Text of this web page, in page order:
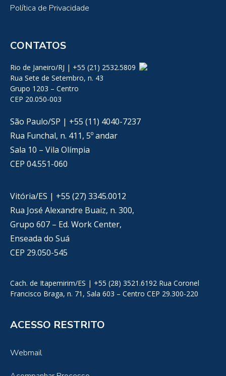
Política de Privacidade
CONTATOS
Rio de Janeiro/RJ | +55 (21) 2532.5809
Rua Sete de Setembro, n. 43
Grupo 1203 – Centro
CEP 20.050-003
São Paulo/SP | +55 (11) 4040-7237
Rua Funchal, n. 411, 5º andar
Sala 10 – Vila Olímpia
CEP 04.551-060
Vitória/ES | +55 (27) 3345.0012
Rua José Alexandre Buaiz, n. 300,
Grupo 607 – Ed. Work Center,
Enseada do Suá
CEP 29.050-545
Cach. de Itapemirim/ES | +55 (28) 3521.6192 Rua Coronel
Francisco Braga, n. 71, Sala 603 – Centro CEP 29.300-220
ACESSO RESTRITO
Webmail